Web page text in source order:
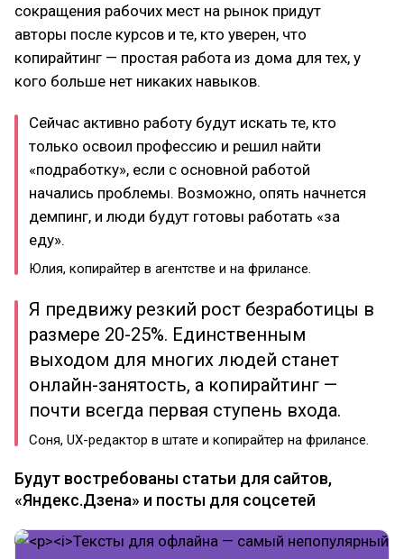
сокращения рабочих мест на рынок придут
авторы после курсов и те, кто уверен, что
копирайтинг — простая работа из дома для тех, у
кого больше нет никаких навыков.
Сейчас активно работу будут искать те, кто
только освоил профессию и решил найти
«подработку», если с основной работой
начались проблемы. Возможно, опять начнется
демпинг, и люди будут готовы работать «за
еду».
Юлия, копирайтер в агентстве и на фрилансе.
Я предвижу резкий рост безработицы в
размере 20-25%. Единственным
выходом для многих людей станет
онлайн-занятость, а копирайтинг —
почти всегда первая ступень входа.
Соня, UX-редактор в штате и копирайтер на фрилансе.
Будут востребованы статьи для сайтов,
«Яндекс.Дзена» и посты для соцсетей